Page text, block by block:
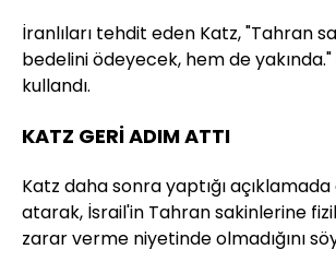
İranlıları tehdit eden Katz, "Tahran
bedelini ödeyecek, hem de
kullandı.
KATZ GERİ ADIM ATTI
Katz daha sonra yaptığı açıklamada
atarak, İsrail'in Tahran sakinlerine
zarar verme niyetinde olmadığını